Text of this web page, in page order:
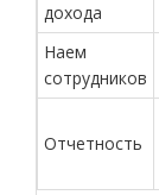
дохода
Наем
сотрудников
Отчетность